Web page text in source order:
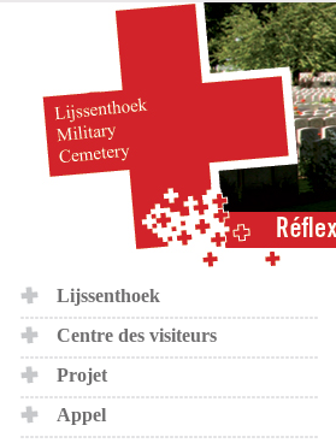
Lijssenthoek
Centre des visiteurs
Projet
Appel